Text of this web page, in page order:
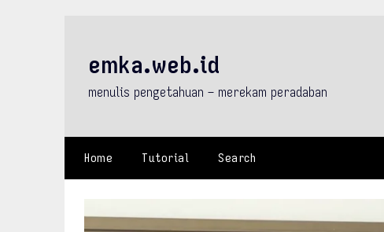
emka.web.id
menulis pengetahuan – merekam peradaban
Home Tutorial Search